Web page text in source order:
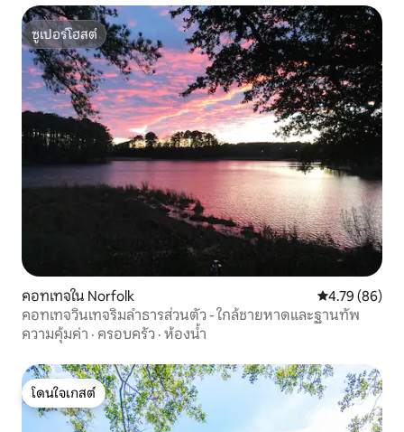
ซูเปอร์โฮสต์
ซูเปอร์โฮสต์
คอทเทจใน Norfolk คะแนนเฉลี่ย
4.79 (86)
คอทเทจวินเทจริมลำธารส่วนตัว - ใกล้ชายหาดและฐานทัพ
ความคุ้มค่า · ครอบครัว · ห้องน้ำ
โดนใจเกสต์
โดนใจเกสต์